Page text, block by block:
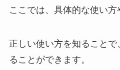
ここでは、具体的な使い方
正しい使い方を知ることで
ることができます。